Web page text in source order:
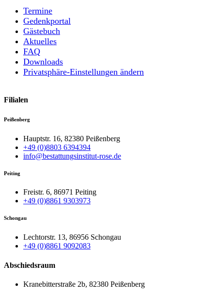
Termine
Gedenkportal
Gästebuch
Aktuelles
FAQ
Downloads
Privatsphäre-Einstellungen ändern
Filialen
Peißenberg
Hauptstr. 16, 82380 Peißenberg
+49 (0)8803 6394394
info@bestattungsinstitut-rose.de
Peiting
Freistr. 6, 86971 Peiting
+49 (0)8861 9303973
Schongau
Lechtorstr. 13, 86956 Schongau
+49 (0)8861 9092083
Abschiedsraum
Kranebitterstraße 2b, 82380 Peißenberg